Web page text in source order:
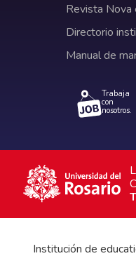
Revista Nova
Directorio
Manual de
Trabaja
con
nosotros.
Institución de